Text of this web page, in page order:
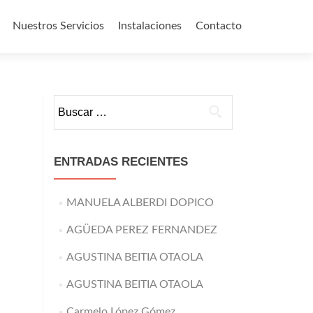
Nuestros Servicios Instalaciones Contacto
ENTRADAS RECIENTES
MANUELA ALBERDI DOPICO
AGÜEDA PEREZ FERNANDEZ
AGUSTINA BEITIA OTAOLA
AGUSTINA BEITIA OTAOLA